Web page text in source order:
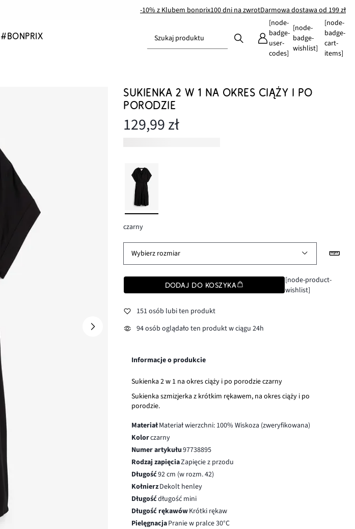
-10% z Klubem bonprix100 dni na zwrotDarmowa dostawa od 199 zł
#BONPRIX Szukaj produktu
[node-
badge-
user-
codes]
[node-
badge-
wishlist]
[node-
badge-
cart-
items]
SUKIENKA 2 W 1 NA OKRES CIĄŻY I PO
PORODZIE
129,99 zł
czarny
Wybierz rozmiar
DODAJ DO KOSZYKA
[node-product-
wishlist]
151 osób lubi ten produkt
94 osób oglądało ten produkt w ciągu 24h
Informacje o produkcie
Sukienka 2 w 1 na okres ciąży i po porodzie czarny
Sukienka szmizjerka z krótkim rękawem, na okres ciąży i po
porodzie.
MateriałMateriał wierzchni: 100% Wiskoza (zweryfikowana)
Kolorczarny
Numer artykułu97738895
Rodzaj zapięciaZapięcie z przodu
Długość92 cm (w rozm. 42)
KołnierzDekolt henley
Długośćdługość mini
Długość rękawówKrótki rękaw
PielęgnacjaPranie w pralce 30°C